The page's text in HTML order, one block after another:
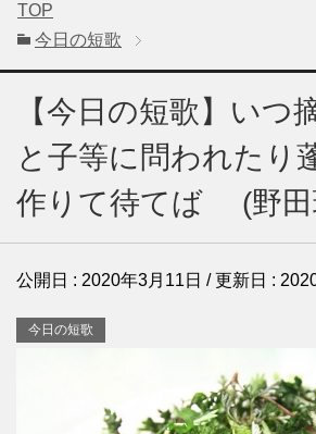
TOP
今日の短歌
【今日の短歌】いつ
と子等に問われたり
作りて待てば (野田
公開日 : 2020年3月11日 / 更新日 :
今日の短歌